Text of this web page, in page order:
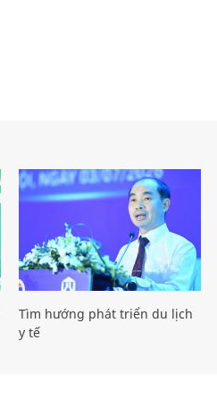
Tìm hướng phát triển du lịch
y tế